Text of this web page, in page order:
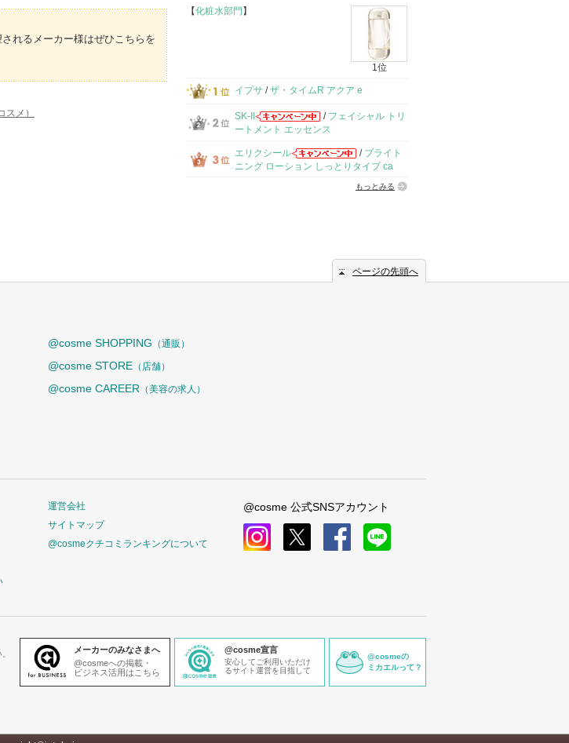
れるメーカー様はぜひこちらを
スメ）
【化粧水部門 】
1位
イプサ /ザ・タイムR アクア e
SK-II / フェイシャル トリ
ートメント エッセンス
エリクシール / ブライト
ニング ローション しっとりタイプ ca
もっとみる
ページの先頭へ
@cosme SHOPPING （通販）
@cosme STORE （店舗）
@cosme CAREER （美容の求人）
運営会社
サイトマップ
@cosmeクチコミランキングについて
@cosme 公式SNSアカウント
メーカーのみなさまへ
@cosmeへの掲載・
ビジネス活用はこちら
@cosme宣言
安心してご利用いただけ
るサイト運営を目指して
@cosmeの
ミカエルって？